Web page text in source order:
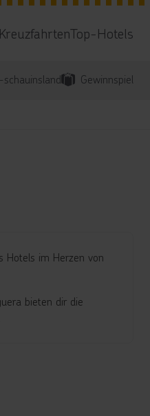
KreuzfahrtenTop-Hotels
Gewinnspiel
Hotels im Herzen von
bieten dir die